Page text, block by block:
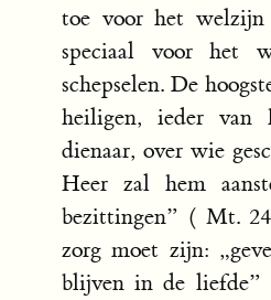
toe voor het
speciaal voor het
schepselen. De
heiligen, ieder
dienaar, over wie
Heer zal hem
bezittingen” ( Mt.
zorg moet zijn:
blijven in de liefde”